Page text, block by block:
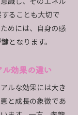
ることも大切で
めには、自身の感
となります。
効果の違い
ルな効果には大き
と成長の象徴であ